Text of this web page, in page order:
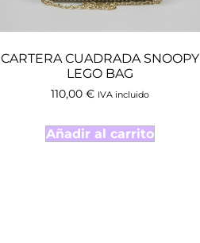
CARTERA CUADRADA SNOOPY
LEGO BAG
110,00 € IVA incluido
Añadir al carrito